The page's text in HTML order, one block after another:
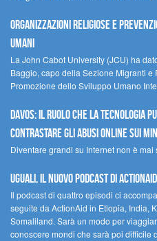
Organizzazioni religiose e
umani
La John Cabot University (JCU) ha
Baggio, capo della Sezione Migranti e
Promozione dello Sviluppo Umano
Davos: il ruolo che la tecnologia
contrastare gli abusi online sui
Diventare grandi su Internet non è
UGUALI, il nuovo podcast di
Il podcast di quattro episodi ci
seguite da ActionAid in Etiopia, India,
Somaliland. Sarà un modo per
conoscere mondi che sarà poi difficile